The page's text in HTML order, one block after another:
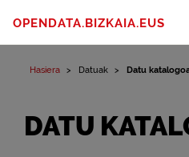
OPENDATA.BIZKAIA.EUS
Hasiera Datuak Datu
DATU